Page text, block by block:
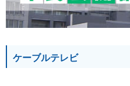
ケーブルテレビ